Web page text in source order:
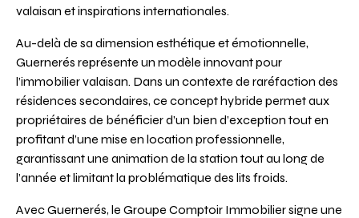
valaisan et inspirations internationales.
Au-delà de sa dimension esthétique et émotionnelle,
Guernerés représente un modèle innovant pour
l’immobilier valaisan. Dans un contexte de raréfaction des
résidences secondaires, ce concept hybride permet aux
propriétaires de bénéficier d’un bien d’exception tout en
profitant d’une mise en location professionnelle,
garantissant une animation de la station tout au long de
l’année et limitant la problématique des lits froids.
Avec Guernerés, le Groupe Comptoir Immobilier signe une